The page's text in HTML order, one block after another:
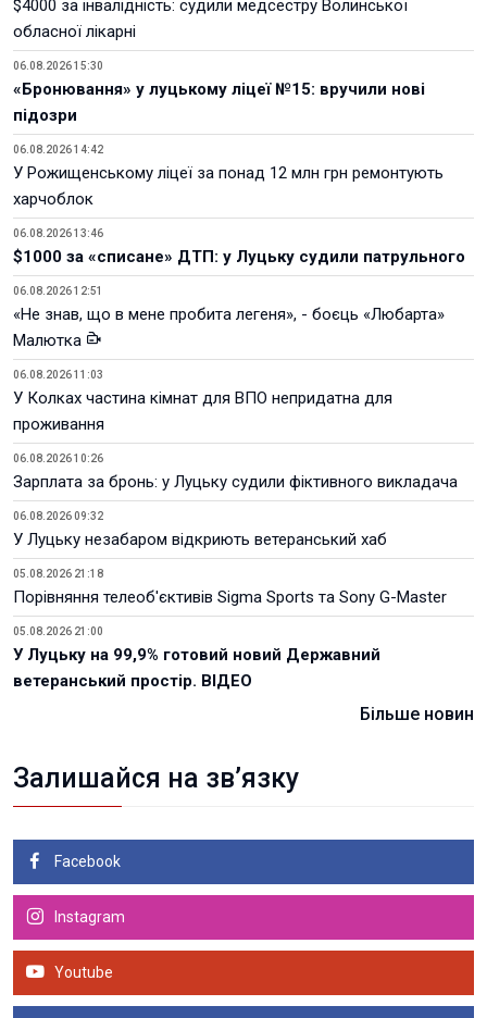
$4000 за інвалідність: судили медсестру Волинської
обласної лікарні
06.08.2026 15:30
«Бронювання» у луцькому ліцеї №15: вручили нові
підозри
06.08.2026 14:42
У Рожищенському ліцеї за понад 12 млн грн ремонтують
харчоблок
06.08.2026 13:46
$1000 за «списане» ДТП: у Луцьку судили патрульного
06.08.2026 12:51
«Не знав, що в мене пробита легеня», - боєць «Любарта»
Малютка
06.08.2026 11:03
У Колках частина кімнат для ВПО непридатна для
проживання
06.08.2026 10:26
Зарплата за бронь: у Луцьку судили фіктивного викладача
06.08.2026 09:32
У Луцьку незабаром відкриють ветеранський хаб
05.08.2026 21:18
Порівняння телеоб'єктивів Sigma Sports та Sony G-Master
05.08.2026 21:00
У Луцьку на 99,9% готовий новий Державний
ветеранський простір. ВІДЕО
Більше новин
Залишайся на зв’язку
Facebook
Instagram
Youtube